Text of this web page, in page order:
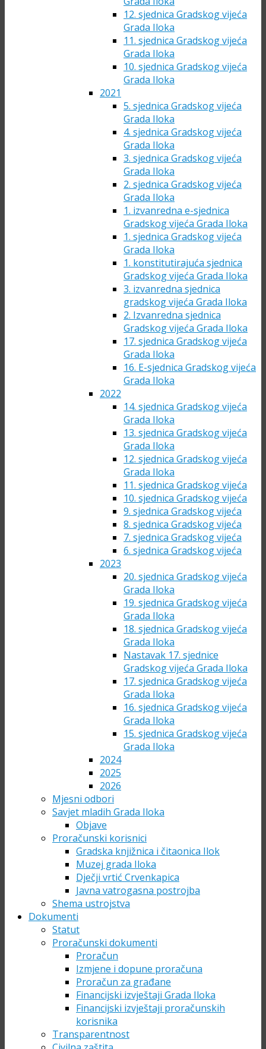
12. sjednica Gradskog vijeća
Grada Iloka
11. sjednica Gradskog vijeća
Grada Iloka
10. sjednica Gradskog vijeća
Grada Iloka
2021
5. sjednica Gradskog vijeća
Grada Iloka
4. sjednica Gradskog vijeća
Grada Iloka
3. sjednica Gradskog vijeća
Grada Iloka
2. sjednica Gradskog vijeća
Grada Iloka
1. izvanredna e-sjednica
Gradskog vijeća Grada Iloka
1. sjednica Gradskog vijeća
Grada Iloka
1. konstitutirajuća sjednica
Gradskog vijeća Grada Iloka
3. izvanredna sjednica
gradskog vijeća Grada Iloka
2. Izvanredna sjednica
Gradskog vijeća Grada Iloka
17. sjednica Gradskog vijeća
Grada Iloka
16. E-sjednica Gradskog vijeća
Grada Iloka
2022
14. sjednica Gradskog vijeća
Grada Iloka
13. sjednica Gradskog vijeća
Grada Iloka
12. sjednica Gradskog vijeća
Grada Iloka
11. sjednica Gradskog vijeća
10. sjednica Gradskog vijeća
9. sjednica Gradskog vijeća
8. sjednica Gradskog vijeća
7. sjednica Gradskog vijeća
6. sjednica Gradskog vijeća
2023
20. sjednica Gradskog vijeća
Grada Iloka
19. sjednica Gradskog vijeća
Grada Iloka
18. sjednica Gradskog vijeća
Grada Iloka
Nastavak 17. sjednice
Gradskog vijeća Grada Iloka
17. sjednica Gradskog vijeća
Grada Iloka
16. sjednica Gradskog vijeća
Grada Iloka
15. sjednica Gradskog vijeća
Grada Iloka
2024
2025
2026
Mjesni odbori
Savjet mladih Grada Iloka
Objave
Proračunski korisnici
Gradska knjižnica i čitaonica Ilok
Muzej grada Iloka
Dječji vrtić Crvenkapica
Javna vatrogasna postrojba
Shema ustrojstva
Dokumenti
Statut
Proračunski dokumenti
Proračun
Izmjene i dopune proračuna
Proračun za građane
Financijski izvještaji Grada Iloka
Financijski izvještaji proračunskih
korisnika
Transparentnost